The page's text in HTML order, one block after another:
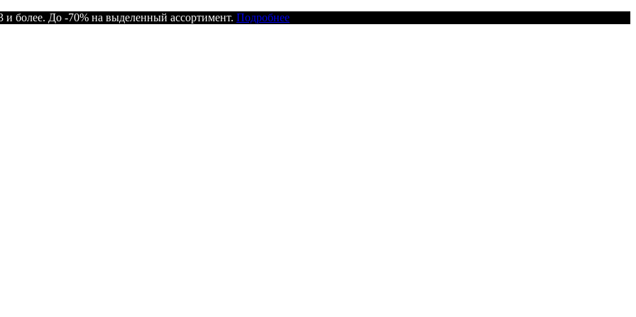
До -70% на выделенный ассортимент. Подробнее